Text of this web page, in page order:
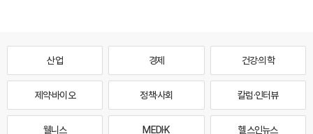
산업 경제 건강·의학
제약·바이오 정책·사회 칼럼·인터뷰
웰니스 MEDI·K 헬스인뉴스